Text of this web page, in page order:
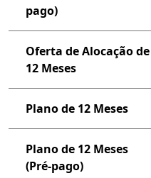
pago)
Oferta de Alocação de
12 Meses
Plano de 12 Meses
Plano de 12 Meses
(Pré-pago)